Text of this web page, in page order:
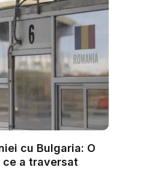
cu Bulgaria: O
ce a traversat